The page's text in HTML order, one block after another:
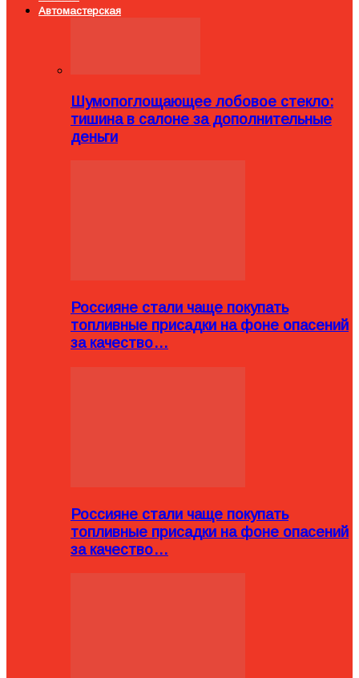
Автомастерская
Шумопоглощающее лобовое стекло:
тишина в салоне за дополнительные
деньги
Россияне стали чаще покупать
топливные присадки на фоне опасений
за качество…
Россияне стали чаще покупать
топливные присадки на фоне опасений
за качество…